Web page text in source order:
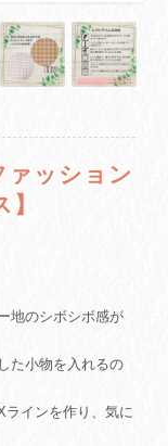
ッション
地のシボシボ感が
た小物を入れるの
ラインを作り、気に